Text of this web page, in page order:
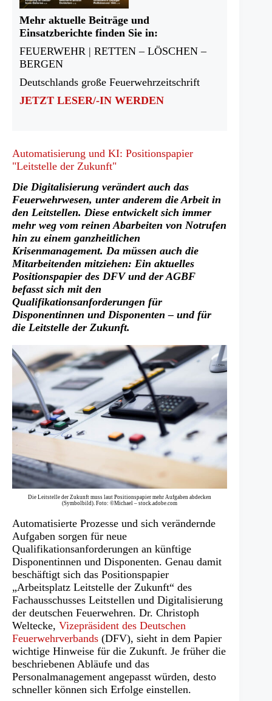
Mehr aktuelle Beiträge und
Einsatzberichte finden Sie in:
FEUERWEHR | RETTEN – LÖSCHEN –
BERGEN
Deutschlands große Feuerwehrzeitschrift
JETZT LESER/-IN WERDEN
Automatisierung und KI: Positionspapier
"Leitstelle der Zukunft"
Die Digitalisierung verändert auch das
Feuerwehrwesen, unter anderem die Arbeit in
den Leitstellen. Diese entwickelt sich immer
mehr weg vom reinen Abarbeiten von Notrufen
hin zu einem ganzheitlichen
Krisenmanagement. Da müssen auch die
Mitarbeitenden mitziehen: Ein aktuelles
Positionspapier des DFV und der AGBF
befasst sich mit den
Qualifikationsanforderungen für
Disponentinnen und Disponenten – und für
die Leitstelle der Zukunft.
Die Leitstelle der Zukunft muss laut Positionspapier mehr Aufgaben abdecken
(Symbolbild). Foto: ©Michael – stock.adobe.com
Automatisierte Prozesse und sich verändernde
Aufgaben sorgen für neue
Qualifikationsanforderungen an künftige
Disponentinnen und Disponenten. Genau damit
beschäftigt sich das Positionspapier
„Arbeitsplatz Leitstelle der Zukunft“ des
Fachausschusses Leitstellen und Digitalisierung
der deutschen Feuerwehren. Dr. Christoph
Weltecke, Vizepräsident des Deutschen
Feuerwehrverbands (DFV), sieht in dem Papier
wichtige Hinweise für die Zukunft. Je früher die
beschriebenen Abläufe und das
Personalmanagement angepasst würden, desto
schneller können sich Erfolge einstellen.